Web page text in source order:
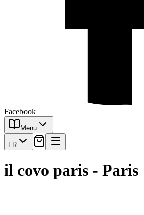
Facebook
Menu
FR
il covo paris - Paris